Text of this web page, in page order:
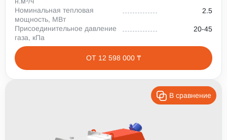
Номинальная тепловая
мощность, МВт
2.5
Присоединительное давление
газа, кПа
20-45
ОТ 12 598 000 ₸
В сравнение